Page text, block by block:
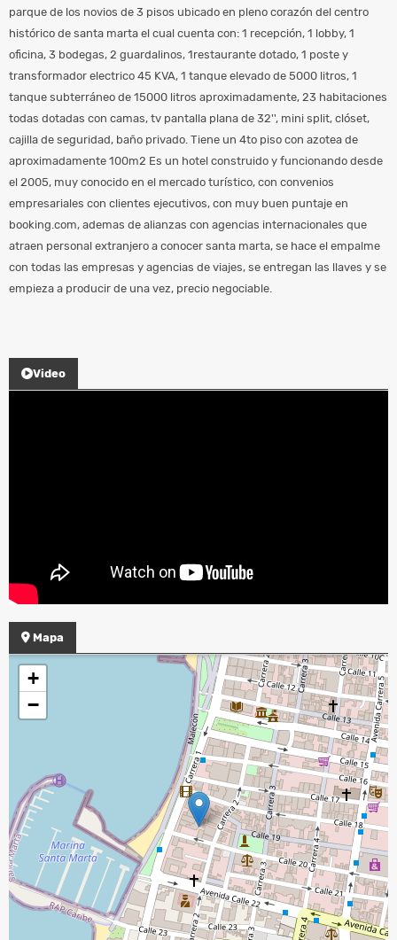
parque de los novios de 3 pisos ubicado en pleno corazón del centro
histórico de santa marta el cual cuenta con: 1 recepción, 1 lobby, 1
oficina, 3 bodegas, 2 guardalinos, 1restaurante dotado, 1 poste y
transformador electrico 45 KVA, 1 tanque elevado de 5000 litros, 1
tanque subterráneo de 15000 litros aproximadamente, 23 habitaciones
todas dotadas con camas, tv pantalla plana de 32'', mini split, clóset,
cajilla de seguridad, baño privado. Tiene un 4to piso con azotea de
aproximadamente 100m2 Es un hotel construido y funcionando desde
el 2005, muy conocido en el mercado turístico, con convenios
empresariales con clientes ejecutivos, con muy buen puntaje en
booking.com, ademas de alianzas con agencias internacionales que
atraen personal extranjero a conocer santa marta, se hace el empalme
con todas las empresas y agencias de viajes, se entregan las llaves y se
empieza a producir de una vez, precio negociable.
Video
Mapa
+
−